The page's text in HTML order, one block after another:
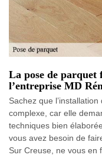
La pose de parquet
l’entreprise MD
Sachez que
complexe, car elle
techniques bien
vous avez besoin de
Sur Creuse, ne vous en